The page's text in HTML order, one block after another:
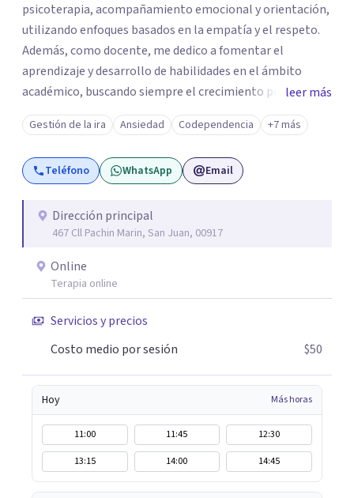
psicoterapia, acompañamiento emocional y orientación,
utilizando enfoques basados en la empatía y el respeto.
Además, como docente, me dedico a fomentar el
aprendizaje y desarrollo de habilidades en el ámbito
académico, buscando siempre el crecimiento personal y
profesional de cada individuo. Mi objetivo es ayudarte a
alcanzar una vida más plena, equilibrada y significativa.
¡Estoy aquí para acompañarte en tu camino!
leer más
Gestión de la ira Ansiedad Codependencia +7 más
Teléfono WhatsApp Email
Dirección principal
467 Cll Pachin Marin, San Juan, 00917
Online
Terapia online
Servicios y precios
Costo medio por sesión
$50
Hoy Más horas
11:00 11:45
12:30
13:15
14:00 14:45